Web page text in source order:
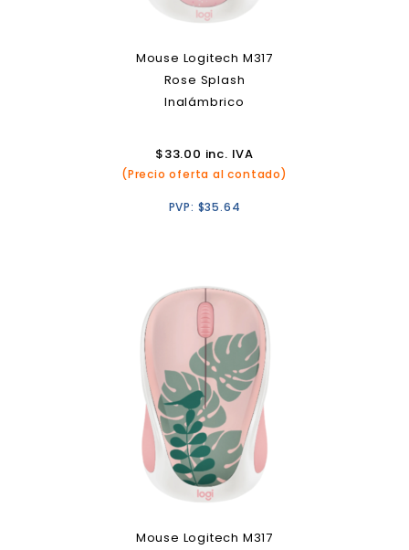
Mouse Logitech M317
Rose Splash
Inalámbrico
$33.00 inc. IVA
(Precio oferta al contado)
PVP: $35.64
Mouse Logitech M317